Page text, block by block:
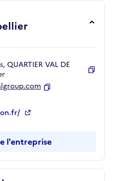
QUARTIER VAL DE
l'entreprise